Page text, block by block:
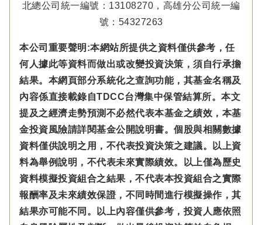
北總公司統一編號：13108270，高雄分公司統一編
號：54327263
本公司重要聲明:本網站所提供之資料僅供參考，任
何人據此等資料而做出或改變投資決策，須自行承擔
結果。本網頁部分系統化之查詢功能，其基金名稱及
內容係直接載錄自TDCC台灣集中保管結算所。本文
提及之經濟走勢預測不必然代表本基金之績效，本基
金投資風險請詳閱基金公開說明書。個股與相關數據
資料僅供說明之用，不代表投資決策之建議。以上資
料為舉例說明，不代表未來實際績效。以上僅為歷史
資料模擬投資組合之結果，不代表本投資組合之實際
報酬率及未來績效保證，不同時間進行模擬操作，其
結果亦可能不同。以上內容僅供參考，投資人應依照